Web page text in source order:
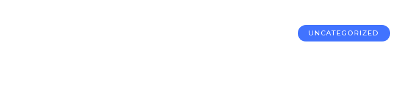
UNCATEGORIZED